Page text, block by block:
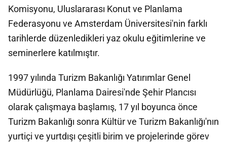
Komisyonu, Uluslararası Konut ve Planlama
Federasyonu ve Amsterdam Üniversitesi'nin farklı
tarihlerde düzenledikleri yaz okulu eğitimlerine ve
seminerlere katılmıştır.
1997 yılında Turizm Bakanlığı Yatırımlar Genel
Müdürlüğü, Planlama Dairesi'nde Şehir Plancısı
olarak çalışmaya başlamış, 17 yıl boyunca önce
Turizm Bakanlığı sonra Kültür ve Turizm Bakanlığı'nın
yurtiçi ve yurtdışı çeşitli birim ve projelerinde görev